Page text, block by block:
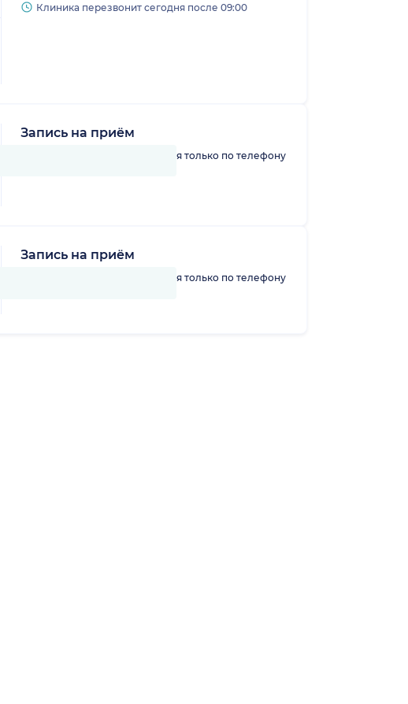
Клиника перезвонит сегодня после 09:00
Запись на приём
В клинику можно записаться только по телефону
Запись на приём
В клинику можно записаться только по телефону